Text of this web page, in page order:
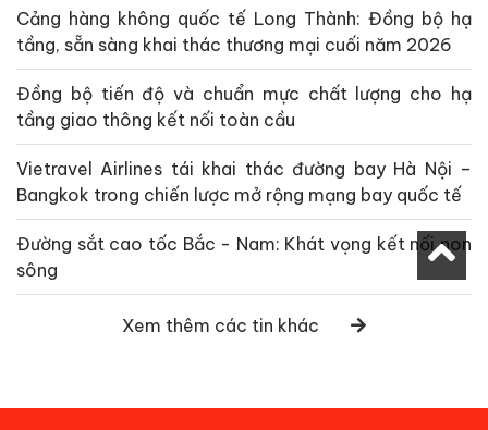
Cảng hàng không quốc tế Long Thành: Đồng bộ hạ
tầng, sẵn sàng khai thác thương mại cuối năm 2026
Đồng bộ tiến độ và chuẩn mực chất lượng cho hạ
tầng giao thông kết nối toàn cầu
Vietravel Airlines tái khai thác đường bay Hà Nội –
Bangkok trong chiến lược mở rộng mạng bay quốc tế
Đường sắt cao tốc Bắc - Nam: Khát vọng kết nối non
sông
Xem thêm các tin khác